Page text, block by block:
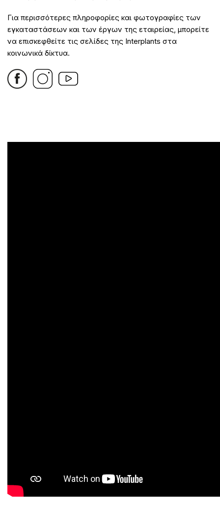
Για περισσότερες πληροφορίες και φωτογραφίες των
εγκαταστάσεων και των έργων της εταιρείας, μπορείτε
να επισκεφθείτε τις σελίδες της Interplants στα
κοινωνικά δίκτυα.